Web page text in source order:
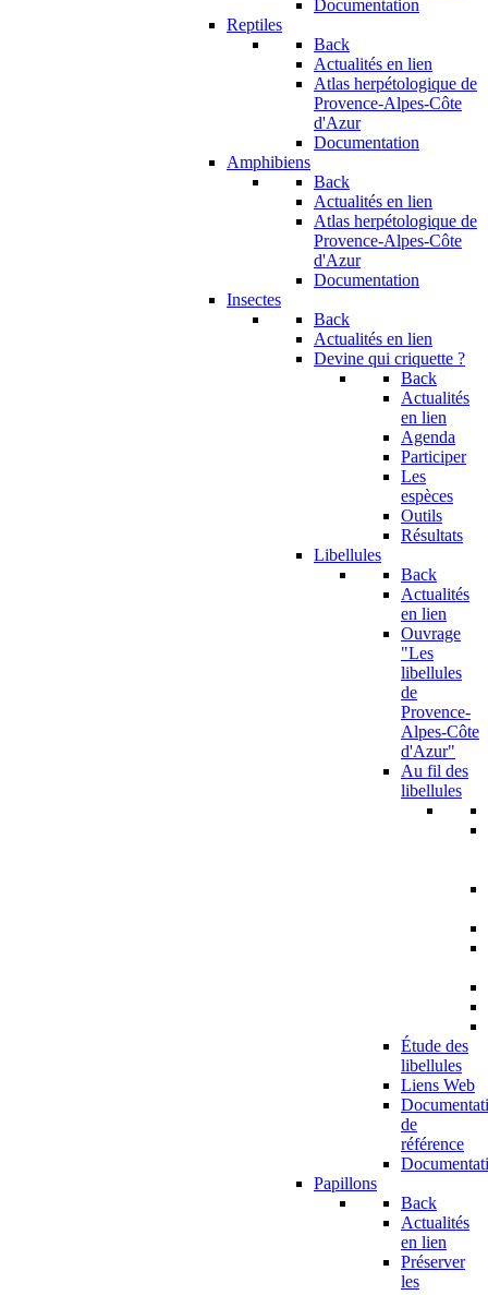
Documentation
Reptiles
Back
Actualités en lien
Atlas herpétologique de
Provence-Alpes-Côte
d'Azur
Documentation
Amphibiens
Back
Actualités en lien
Atlas herpétologique de
Provence-Alpes-Côte
d'Azur
Documentation
Insectes
Back
Actualités en lien
Devine qui criquette ?
Back
Actualités
en lien
Agenda
Participer
Les
espèces
Outils
Résultats
Libellules
Back
Actualités
en lien
Ouvrage
"Les
libellules
de
Provence-
Alpes-Côte
d'Azur"
Au fil des
libellules
Étude des
libellules
Liens Web
de
référence
Papillons
Back
Actualités
en lien
Préserver
les